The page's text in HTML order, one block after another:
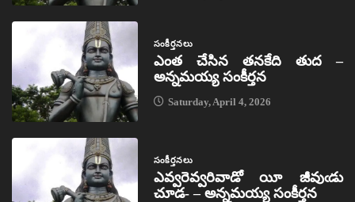
సంకీర్తనలు
ఎంత చేసిన తనకేది తుద –
అన్నమయ్య సంకీర్తన
Saturday, April 4, 2026
సంకీర్తనలు
ఎవ్వరెవ్వరివాడో యీ జీవుఁడు
చూడ- – అన్నమయ్య సంకీర్తన